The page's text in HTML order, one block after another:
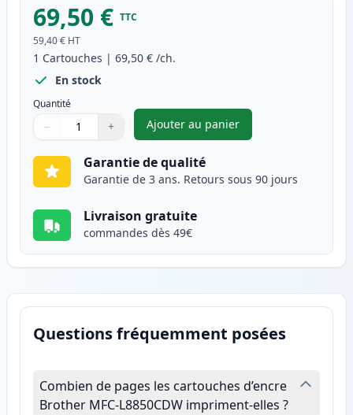
69,50 € TTC
59,40 € HT
1 Cartouches | 69,50 € /ch.
En stock
Quantité
Quantité
Utilisez les boutons pour ajuster
− +
Quantité
Ajouter au panier
,Brother TN326Y (TN321Y)
Garantie de qualité
Garantie de 3 ans. Retours sous 90 jours
Livraison gratuite
commandes dès 49€
Questions fréquemment posées
Combien de pages les cartouches d’encre
Brother MFC-L8850CDW impriment-elles ?